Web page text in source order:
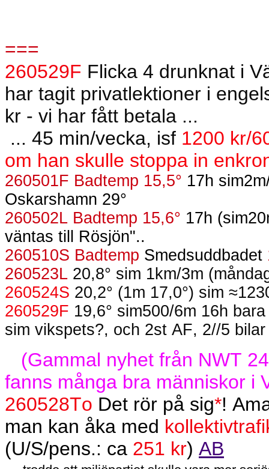
===
260529F Flicka 4 drunknat i
har tagit privatlektioner i
kr - vi har fått betala ...
... 45 min/vecka, isf 1200 kr/
om han skulle stoppa in
260501F Badtemp 15,5° 17h
Oskarshamn 29°
260502L Badtemp 15,6° 17h
väntas till Rösjön"..
260510S Badtemp Smedsuddbadet
260523L 20,8° sim 1km/3m
260524S 20,2° (1m 17,0°) sim
260529F 19,6° sim500/6m 16h
sim vikspets?, och 2st AF, 2//5
(Gammal nyhet från NWT
fanns många bra människor i
260528To Det rör på sig*!
man kan åka med
(U/S/pens.: ca 251 kr) AB